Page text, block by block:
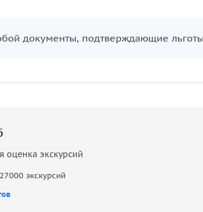
документы, подтверждающие
оценка экскурсий
экскурсий